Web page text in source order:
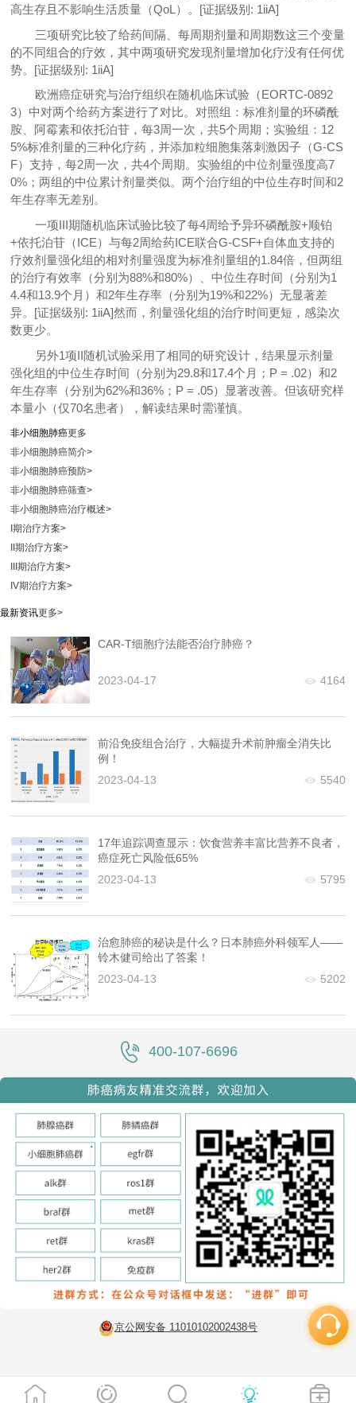
高生存且不影响生活质量（QoL）。[证据级别: 1iiA]
三项研究比较了给药间隔、每周期剂量和周期数这三个变量
的不同组合的疗效，其中两项研究发现剂量增加化疗没有任何优
势。[证据级别: 1iiA]
欧洲癌症研究与治疗组织在随机临床试验（EORTC-0892
3）中对两个给药方案进行了对比。对照组：标准剂量的环磷酰
胺、阿霉素和依托泊苷，每3周一次，共5个周期；实验组：12
5%标准剂量的三种化疗药，并添加粒细胞集落刺激因子（G-CS
F）支持，每2周一次，共4个周期。实验组的中位剂量强度高7
0%；两组的中位累计剂量类似。两个治疗组的中位生存时间和2
年生存率无差别。
一项III期随机临床试验比较了每4周给予异环磷酰胺+顺铂
+依托泊苷（ICE）与每2周给药ICE联合G-CSF+自体血支持的
疗效剂量强化组的相对剂量强度为标准剂量组的1.84倍，但两组
的治疗有效率（分别为88%和80%）、中位生存时间（分别为1
4.4和13.9个月）和2年生存率（分别为19%和22%）无显著差
异。[证据级别: 1iiA]然而，剂量强化组的治疗时间更短，感染次
数更少。
另外1项II随机试验采用了相同的研究设计，结果显示剂量
强化组的中位生存时间（分别为29.8和17.4个月；P = .02）和2
年生存率（分别为62%和36%；P = .05）显著改善。但该研究样
本量小（仅70名患者），解读结果时需谨慎。
非小细胞肺癌更多
非小细胞肺癌简介>
非小细胞肺癌预防>
非小细胞肺癌筛查>
非小细胞肺癌治疗概述>
I期治疗方案>
II期治疗方案>
III期治疗方案>
IV期治疗方案>
最新资讯更多>
CAR-T细胞疗法能否治疗肺癌？
2023-04-17 4164
前沿免疫组合治疗，大幅提升术前肿瘤全消失比
例！
2023-04-13
5540
17年追踪调查显示：饮食营养丰富比营养不良者，
癌症死亡风险低65%
2023-04-13
5795
治愈肺癌的秘诀是什么？日本肺癌外科领军人——
铃木健司给出了答案！
2023-04-13
5202
400-107-6696
京公网安备 11010102002438号